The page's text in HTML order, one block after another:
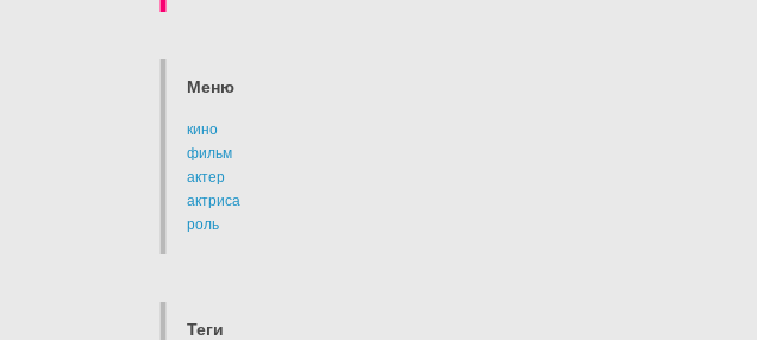
Меню
кино
фильм
актер
актриса
роль
Теги